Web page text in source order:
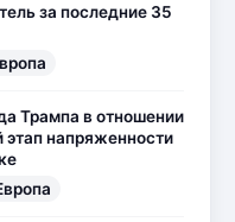
за последние 35
Трампа в отношении
напряженности